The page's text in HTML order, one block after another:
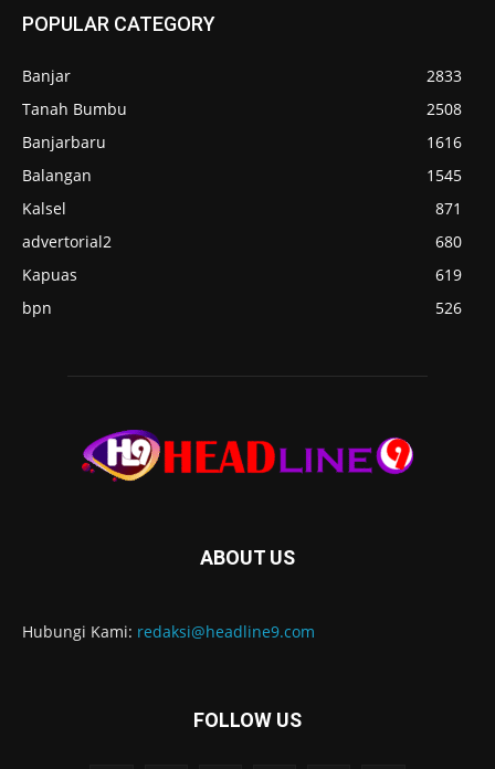
POPULAR CATEGORY
Banjar
2833
Tanah Bumbu
2508
Banjarbaru
1616
Balangan
1545
Kalsel
871
advertorial2
680
Kapuas
619
bpn
526
ABOUT US
Hubungi Kami: redaksi@headline9.com
FOLLOW US